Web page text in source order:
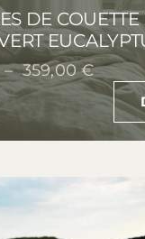
DE
– 359,00€Plage
de
prix :